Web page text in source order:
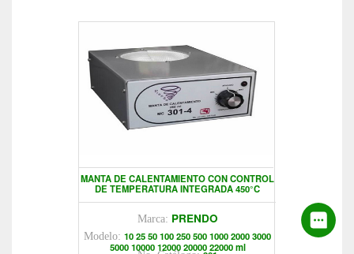
MANTA DE CALENTAMIENTO CON CONTROL
DE TEMPERATURA INTEGRADA 450°C
Marca: PRENDO
Modelo: 10 25 50 100 250 500 1000 2000 3000
5000 10000 12000 20000 22000 ml